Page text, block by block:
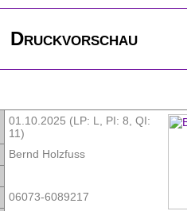
Druckvorschau
01.10.2025 (LP: L, PI: 8 QI:
11)
Bernd Holzfuss
06073-6089217